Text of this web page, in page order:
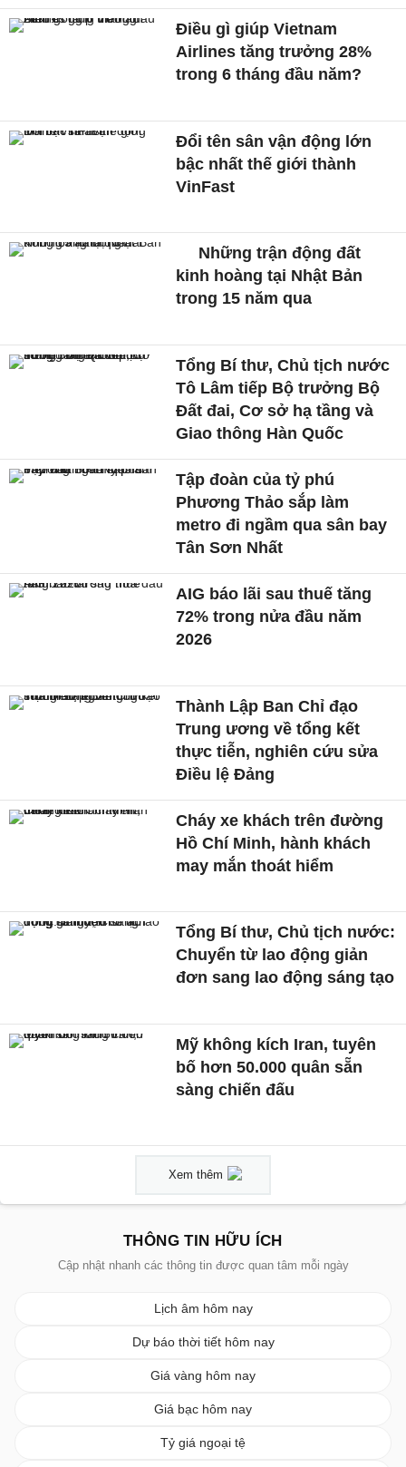
Điều gì giúp Vietnam
Airlines tăng trưởng 28%
trong 6 tháng đầu năm?
Đổi tên sân vận động lớn
bậc nhất thế giới thành
VinFast
Những trận động đất
kinh hoàng tại Nhật Bản
trong 15 năm qua
Tổng Bí thư, Chủ tịch nước
Tô Lâm tiếp Bộ trưởng Bộ
Đất đai, Cơ sở hạ tầng và
Giao thông Hàn Quốc
Tập đoàn của tỷ phú
Phương Thảo sắp làm
metro đi ngầm qua sân bay
Tân Sơn Nhất
AIG báo lãi sau thuế tăng
72% trong nửa đầu năm
2026
Thành Lập Ban Chỉ đạo
Trung ương về tổng kết
thực tiễn, nghiên cứu sửa
Điều lệ Đảng
Cháy xe khách trên đường
Hồ Chí Minh, hành khách
may mắn thoát hiểm
Tổng Bí thư, Chủ tịch nước:
Chuyển từ lao động giản
đơn sang lao động sáng tạo
Mỹ không kích Iran, tuyên
bố hơn 50.000 quân sẵn
sàng chiến đấu
Xem thêm
THÔNG TIN HỮU ÍCH
Cập nhật nhanh các thông tin được quan tâm mỗi ngày
Lịch âm hôm nay
Dự báo thời tiết hôm nay
Giá vàng hôm nay
Giá bạc hôm nay
Tỷ giá ngoại tệ